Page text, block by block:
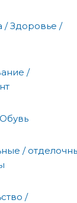
/ Здоровье /
/
/
/